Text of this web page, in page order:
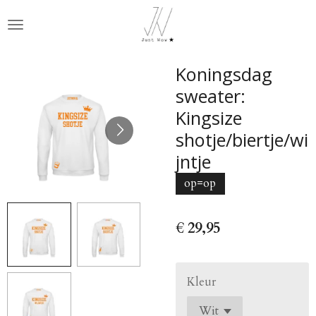
direct
Koningsdag
sweater:
Kingsize
shotje/biertje/wi
jntje
op=op
€ 29,95
Kleur